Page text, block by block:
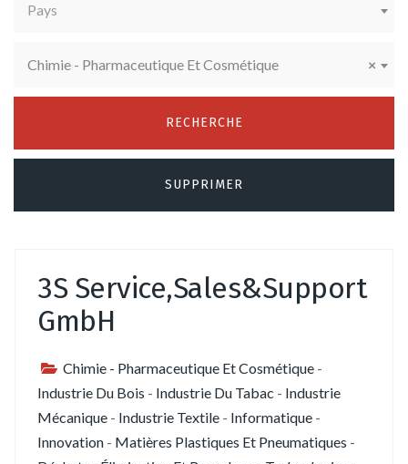
Pays
×
Chimie - Pharmaceutique Et Cosmétique
3S Service,Sales&Support
GmbH
Chimie - Pharmaceutique Et Cosmétique -
Industrie Du Bois - Industrie Du Tabac - Industrie
Mécanique - Industrie Textile - Informatique -
Innovation - Matières Plastiques Et Pneumatiques -